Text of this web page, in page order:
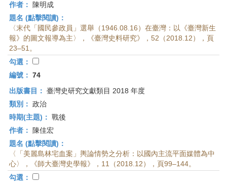
作者：
陳明成
題名 (點擊閱讀)：
〈末代「國民參政員」選舉（1946.08.16）在臺灣：以《臺灣新生
報》的圖文報導為主〉，《臺灣史料研究》，52（2018.12），頁
23–51。
勾選：
編號： 74
出版書目： 臺灣史研究文獻類目 2018 年度
類別： 政治
時期(主題)： 戰後
作者：
陳佳宏
題名 (點擊閱讀)：
〈「美麗島林宅血案」輿論情勢之分析：以國內主流平面媒體為中
心〉，《師大臺灣史學報》，11（2018.12），頁99–144。
勾選：